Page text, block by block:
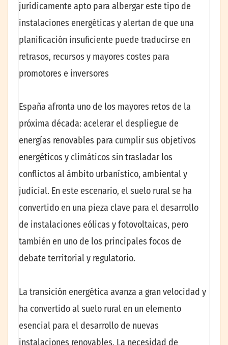
jurídicamente apto para albergar este tipo de
instalaciones energéticas y alertan de que una
planificación insuficiente puede traducirse en
retrasos, recursos y mayores costes para
promotores e inversores
España afronta uno de los mayores retos de la
próxima década: acelerar el despliegue de
energías renovables para cumplir sus objetivos
energéticos y climáticos sin trasladar los
conflictos al ámbito urbanístico, ambiental y
judicial. En este escenario, el suelo rural se ha
convertido en una pieza clave para el desarrollo
de instalaciones eólicas y fotovoltaicas, pero
también en uno de los principales focos de
debate territorial y regulatorio.
La transición energética avanza a gran velocidad y
ha convertido al suelo rural en un elemento
esencial para el desarrollo de nuevas
instalaciones renovables. La necesidad de